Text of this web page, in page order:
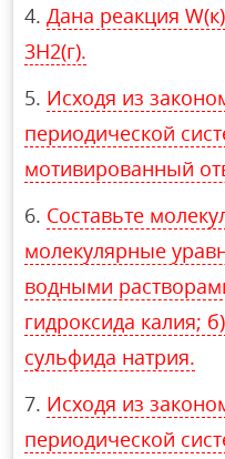
Дана реакция
3H2(г).
Исходя из
периодической
мотивированный
Составьте
молекулярные
водными
гидроксида калия;
сульфида натрия.
Исходя из
периодической